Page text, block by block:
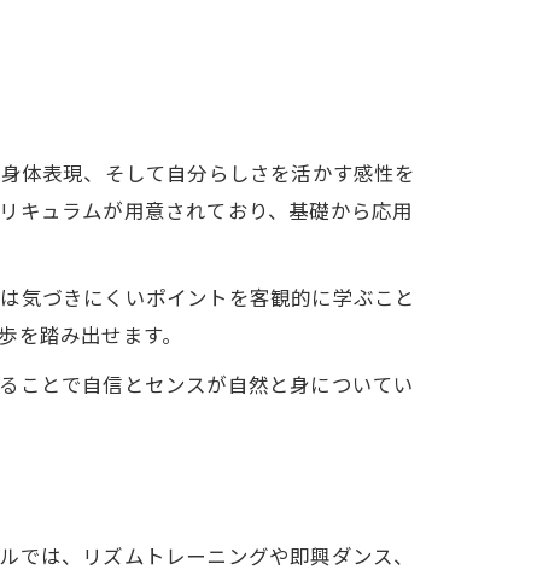
体表現、そして自分らしさを活かす感性を
キュラムが用意されており、基礎から応用
気づきにくいポイントを客観的に学ぶこと
踏み出せます。
ことで自信とセンスが自然と身についてい
は、リズムトレーニングや即興ダンス、